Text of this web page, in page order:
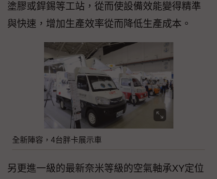
塗膠或銲錫等工站，從而使設備效能變得精準
與快速，增加生產效率從而降低生產成本。
全新陣容，4台胖卡展示車
另更進一級的最新奈米等級的空氣軸承XY定位